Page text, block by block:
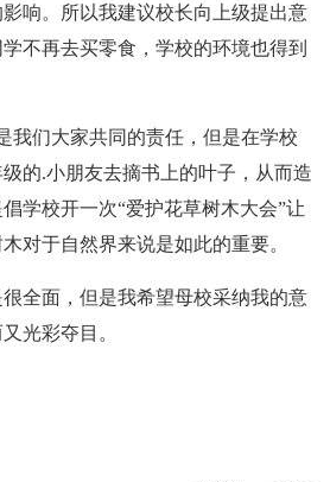
响。所以我建议校长向上级提出意
不再去买零食，学校的环境也得到
我们大家共同的责任，但是在学校
的.小朋友去摘书上的叶子，从而造
学校开一次“爱护花草树木大会”让
对于自然界来说是如此的重要。
全面，但是我希望母校采纳我的意
光彩夺目。